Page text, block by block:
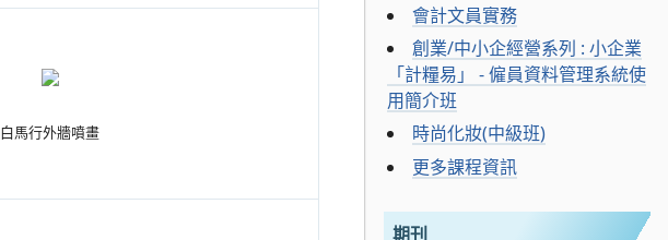
白馬行外牆噴畫
會計文員實務
創業/中小企經營系列 : 小企業
「計糧易」 - 僱員資料管理系統使
用簡介班
時尚化妝(中級班)
更多課程資訊
期刊